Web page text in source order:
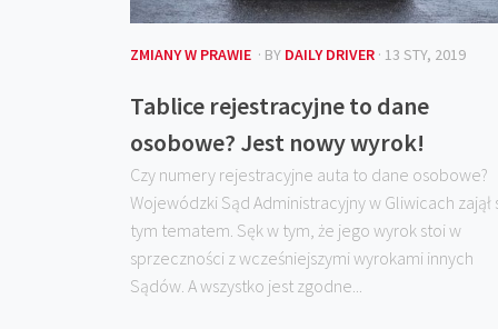
ZMIANY W PRAWIE · BY DAILY DRIVER · 13 STY, 2019
Tablice rejestracyjne to dane
osobowe? Jest nowy wyrok!
Czy numery rejestracyjne auta to dane osobowe?
Wojewódzki Sąd Administracyjny w Gliwicach zajął
tym tematem. Sęk w tym, że jego wyrok stoi w
sprzeczności z wcześniejszymi wyrokami innych
Sądów. A wszystko jest zgodne...